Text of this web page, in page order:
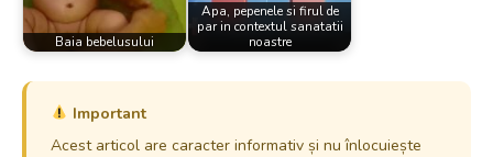
Baia bebelusului
Apa, pepenele si firul de
par in contextul sanatatii
noastre
Important
Acest articol are caracter informativ și nu înlocuiește